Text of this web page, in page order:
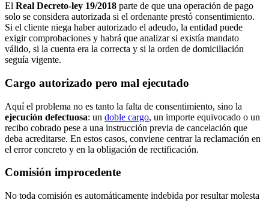
El Real Decreto-ley 19/2018 parte de que una operación de pago
solo se considera autorizada si el ordenante prestó consentimiento.
Si el cliente niega haber autorizado el adeudo, la entidad puede
exigir comprobaciones y habrá que analizar si existía mandato
válido, si la cuenta era la correcta y si la orden de domiciliación
seguía vigente.
Cargo autorizado pero mal ejecutado
Aquí el problema no es tanto la falta de consentimiento, sino la
ejecución defectuosa: un doble cargo, un importe equivocado o un
recibo cobrado pese a una instrucción previa de cancelación que
deba acreditarse. En estos casos, conviene centrar la reclamación en
el error concreto y en la obligación de rectificación.
Comisión improcedente
No toda comisión es automáticamente indebida por resultar molesta